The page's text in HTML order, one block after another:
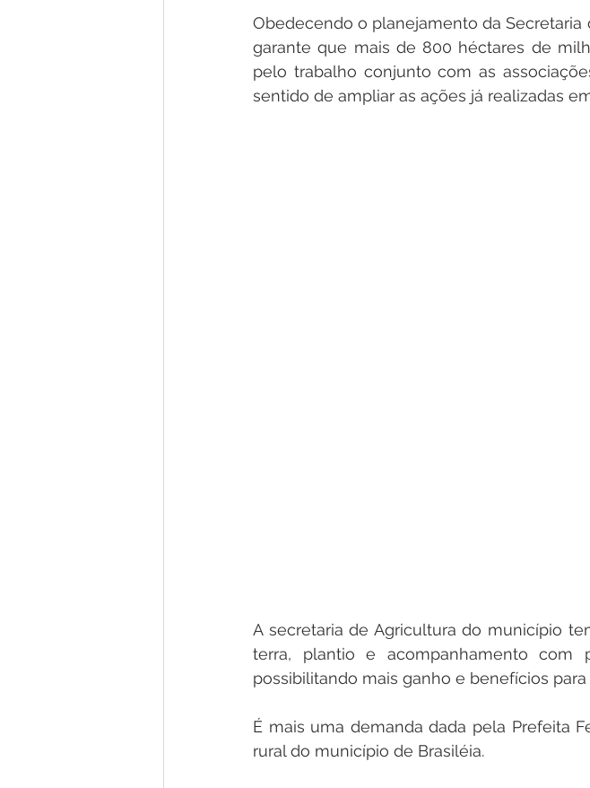
Obedecendo o planejamento da Secretaria
garante que mais de 800 héctares de
pelo trabalho conjunto com as
sentido de ampliar as ações já realizadas
A secretaria de Agricultura do município
terra, plantio e acompanhamento com
possibilitando mais ganho e benefícios
É mais uma demanda dada pela Prefeita
rural do município de Brasiléia.